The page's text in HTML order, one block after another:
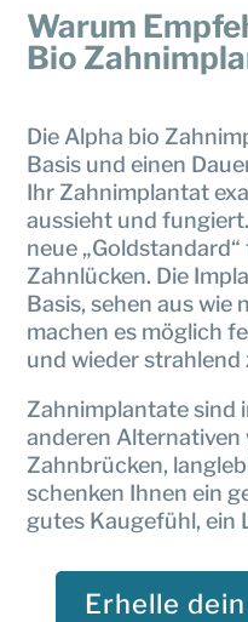
Warum
Bio
Die Alpha bio
Basis und einen
Ihr Zahnimplantat
aussieht und
neue
Zahnlücken. Die
Basis, sehen aus wie
machen es möglich
und wieder strahlend
Zahnimplantate sind
anderen
Zahnbrücken,
schenken Ihnen ein
gutes Kaugefühl, ein
Erhelle